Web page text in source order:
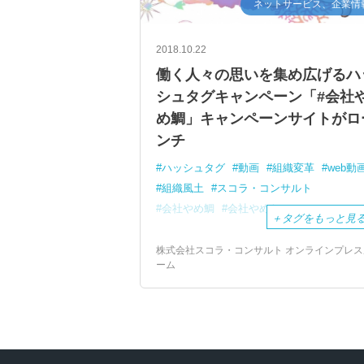
ネットサービス、企業情
2018.10.22
働く人々の思いを集め広げるハ
シュタグキャンペーン「#会社
め鯛」キャンペーンサイトがロ
ンチ
ハッシュタグ 動画 組織変革
web動
組織風土
スコラ・コンサルト
会社やめ鯛
会社やめたい
＋ タグをもっと見
株式会社スコラ・コンサルト オンラインプレ
ーム